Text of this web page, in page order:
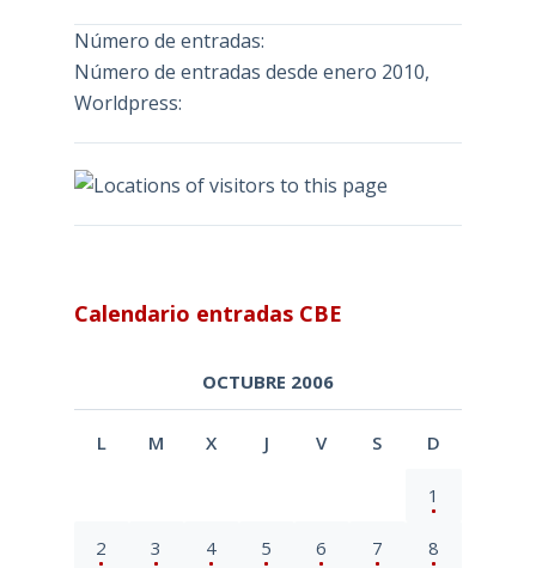
Número de entradas:
Número de entradas desde enero 2010,
Worldpress:
Calendario entradas CBE
OCTUBRE 2006
L M X J V S D
1
2 3 4 5 6 7 8